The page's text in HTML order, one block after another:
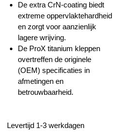
De extra CrN-coating biedt
extreme oppervlaktehardheid
en zorgt voor aanzienlijk
lagere wrijving.
De ProX titanium kleppen
overtreffen de originele
(OEM) specificaties in
afmetingen en
betrouwbaarheid.
Levertijd 1-3 werkdagen